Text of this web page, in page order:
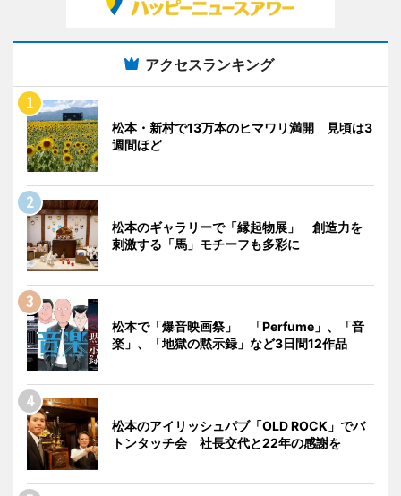
アクセスランキング
松本・新村で13万本のヒマワリ満開 見頃は3
週間ほど
松本のギャラリーで「縁起物展」 創造力を
刺激する「馬」モチーフも多彩に
松本で「爆音映画祭」 「Perfume」、「音
楽」、「地獄の黙示録」など3日間12作品
松本のアイリッシュパブ「OLD ROCK」でバ
トンタッチ会 社長交代と22年の感謝を